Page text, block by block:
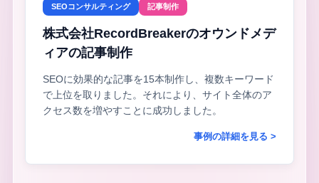
SEOコンサルティング 記事制作
株式会社RecordBreakerのオウンドメデ
ィアの記事制作
SEOに効果的な記事を15本制作し、複数キーワード
で上位を取りました。それにより、サイト全体のア
クセス数を増やすことに成功しました。
事例の詳細を見る >